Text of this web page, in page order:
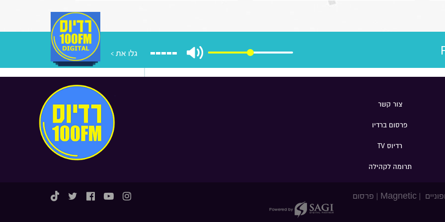
להצבת דיפיבלירטורים בתחנות
זר בסיעוד לבני 85 ומעלה ומה מניע
בממשלה הבאה
גלו את >
צור קשר
פרסום ברדיו
רדיוס TV
תרומה לקהילה
|
Magnetic
| פרסום